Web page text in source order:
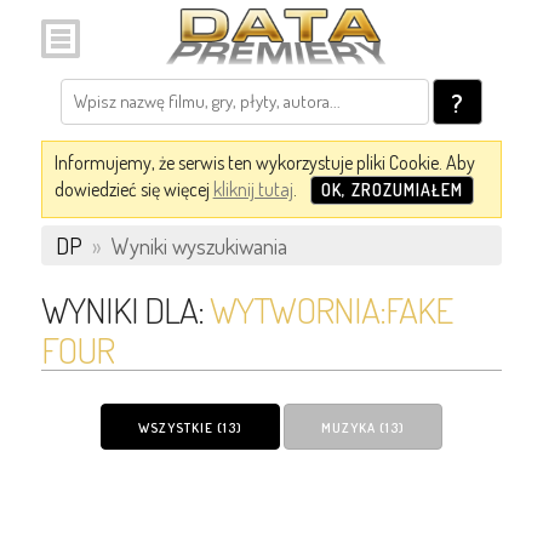
?
Informujemy, że serwis ten wykorzystuje pliki Cookie. Aby
dowiedzieć się więcej kliknij tutaj. OK, ZROZUMIAŁEM
DP » Wyniki wyszukiwania
WYNIKI DLA:WYTWORNIA:FAKE
FOUR
WSZYSTKIE (13) MUZYKA (13)